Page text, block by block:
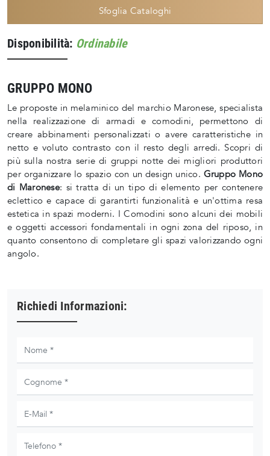
Sfoglia Cataloghi
Disponibilità: Ordinabile
GRUPPO MONO
Le proposte in melaminico del marchio Maronese, specialista
nella realizzazione di armadi e comodini, permettono di
creare abbinamenti personalizzati o avere caratteristiche in
netto e voluto contrasto con il resto degli arredi. Scopri di
più sulla nostra serie di gruppi notte dei migliori produttori
per organizzare lo spazio con un design unico. Gruppo Mono
di Maronese: si tratta di un tipo di elemento per contenere
eclettico e capace di garantirti funzionalità e un'ottima resa
estetica in spazi moderni. I Comodini sono alcuni dei mobili
e oggetti accessori fondamentali in ogni zona del riposo, in
quanto consentono di completare gli spazi valorizzando ogni
angolo.
Richiedi Informazioni: